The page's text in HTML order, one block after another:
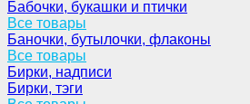
Бабочки, букашки и птички
Все товары
Баночки, бутылочки, флаконы
Все товары
Бирки, надписи
Бирки, тэги